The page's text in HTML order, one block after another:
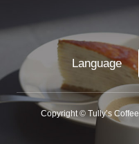
Language
Copyright © Tullyʼs